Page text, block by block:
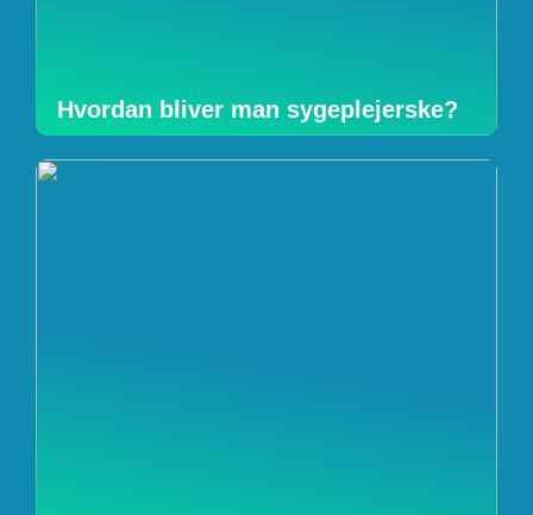
Hvordan bliver man sygeplejerske?